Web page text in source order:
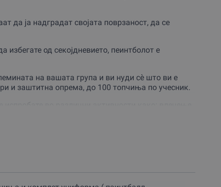
да ја надградат својата поврзаност, да се
од секојдневието, пеинтболот е
на вашата група и ви нуди сè што ви е
и заштитна опрема, до 100 топчиња по учесник.
возбуда на вашето тимско доживување.